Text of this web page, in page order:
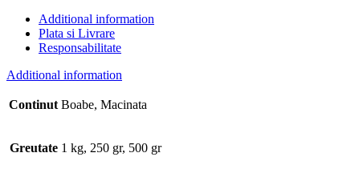
Additional information
Plata si Livrare
Responsabilitate
Additional information
Continut Boabe, Macinata
Greutate 1 kg, 250 gr, 500 gr